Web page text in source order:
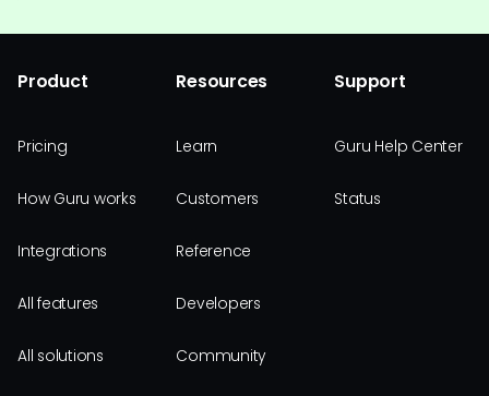
Product
Pricing
How Guru works
Integrations
All features
All solutions
Resources
Learn
Customers
Reference
Developers
Community
Support
Guru Help Center
Status